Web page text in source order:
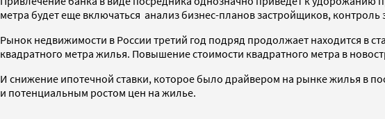
метра будет еще включаться анализ бизнес-планов застройщиков,
Рынок недвижимости в России третий год подряд продолжает находится в
квадратного метра жилья. Повышение стоимости квадратного метра в
И снижение ипотечной ставки, которое было драйвером на рынке жилья в
и потенциальным ростом цен на жилье.